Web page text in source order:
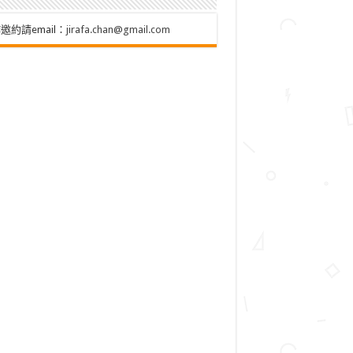
約請email： jirafa.chan@gmail.com